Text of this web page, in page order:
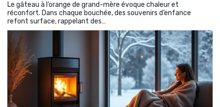
Le gâteau à l’orange de grand-mère évoque chaleur et
réconfort. Dans chaque bouchée, des souvenirs d’enfance
refont surface, rappelant des…